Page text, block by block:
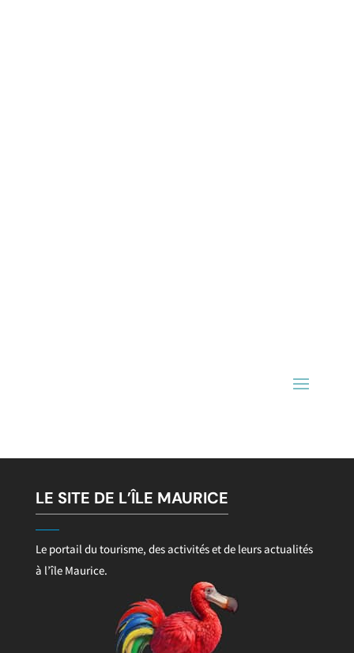
LE SITE DE L’ÎLE MAURICE
Le portail du tourisme, des activités et de leurs actualités
à l’île Maurice.